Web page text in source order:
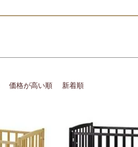
価格が高い順 新着順